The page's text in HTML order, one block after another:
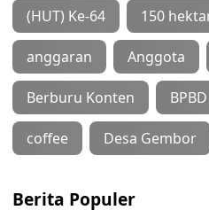
(HUT) Ke-64 150
anggaran Anggota
Berburu Konten BPBD
coffee Desa Gembor
Berita Populer